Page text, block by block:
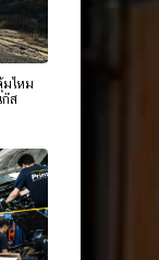
มไหม
ก๊ส